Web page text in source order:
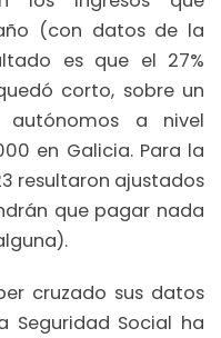
(con datos de la
es que el 27%
corto, sobre un
a nivel
en Galicia. Para la
resultaron ajustados
que pagar nada
cruzado sus datos
Seguridad Social ha